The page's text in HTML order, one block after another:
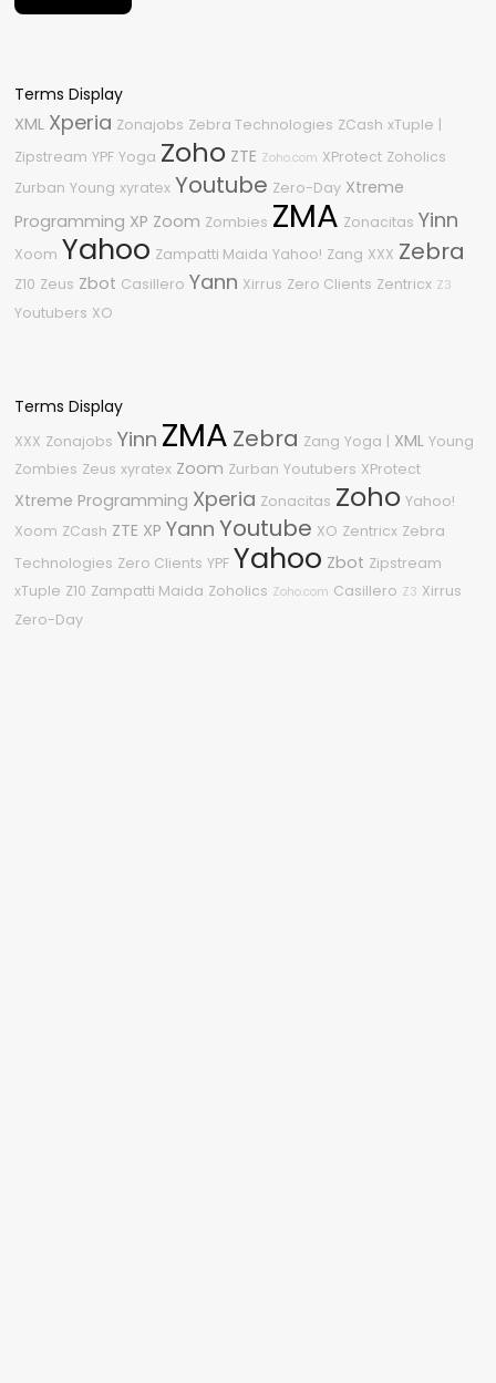
Terms Display
XML Xperia Zonajobs Zebra Technologies ZCash xTuple |
Zipstream YPF Yoga Zoho ZTE Zoho.com XProtect Zoholics
Zurban Young xyratex Youtube Zero-Day Xtreme
Programming XP Zoom Zombies ZMA Zonacitas Yinn
Xoom Yahoo Zampatti Maida Yahoo! Zang XXX Zebra
Z10 Zeus Zbot Casillero Yann Xirrus Zero Clients Zentricx Z3
Youtubers XO
Terms Display
XXX Zonajobs Yinn ZMA Zebra Zang Yoga | XML Young
Zombies Zeus xyratex Zoom Zurban Youtubers XProtect
Xtreme Programming Xperia Zonacitas Zoho Yahoo!
Xoom ZCash ZTE XP Yann Youtube XO Zentricx Zebra
Technologies Zero Clients YPF Yahoo Zbot Zipstream
xTuple Z10 Zampatti Maida Zoholics Zoho.com Casillero Z3 Xirrus
Zero-Day